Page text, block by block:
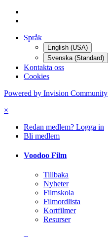
Språk
English (USA)
Svenska (Standard)
Kontakta oss
Cookies
Powered by Invision Community
×
Redan medlem? Logga in
Bli medlem
Voodoo Film
Tillbaka
Nyheter
Filmskola
Filmordlista
Kortfilmer
Resurser